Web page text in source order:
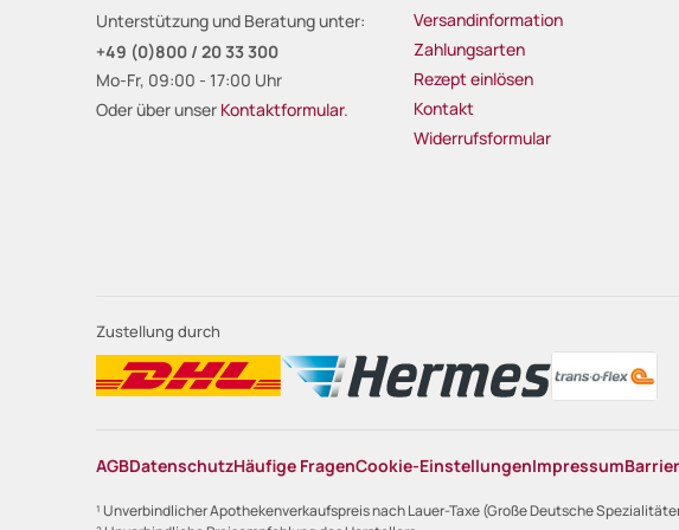
Unterstützung und Beratung unter:
+49 (0)800 / 20 33 300
Mo-Fr, 09:00 - 17:00 Uhr
Oder über unser Kontaktformular.
Versandinformation
Zahlungsarten
Rezept einlösen
Kontakt
Widerrufsformular
Zustellung durch
AGBDatenschutzHäufige FragenCookie-EinstellungenImpressum
¹ Unverbindlicher Apothekenverkaufspreis nach Lauer-Taxe (Große Deutsche